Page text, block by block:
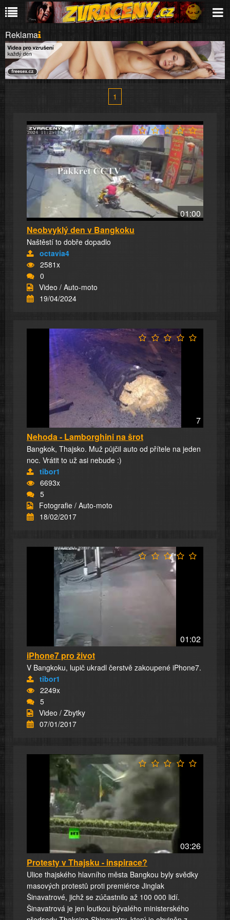
Reklama
1
01:00
Neobvyklý den v Bangkoku
Naštěstí to dobře dopadlo
octavia4
2581x
0
Video / Auto-moto
19/04/2024
7
Nehoda - Lamborghini na šrot
Bangkok, Thajsko. Muž půjčil auto od přítele na jeden
noc. Vrátit to už asi nebude :)
tibor1
6693x
5
Fotografie / Auto-moto
18/02/2017
01:02
iPhone7 pro život
V Bangkoku, lupič ukradl čerstvě zakoupené iPhone7.
tibor1
2249x
5
Video / Zbytky
07/01/2017
03:26
Protesty v Thajsku - inspirace?
Ulice thajského hlavního města Bangkou byly svědky
masových protestů proti premiérce Jinglak
Šinavatrové, jichž se zúčastnilo až 100 000 lidí.
Šinavatrová je jen loutkou bývalého ministerského